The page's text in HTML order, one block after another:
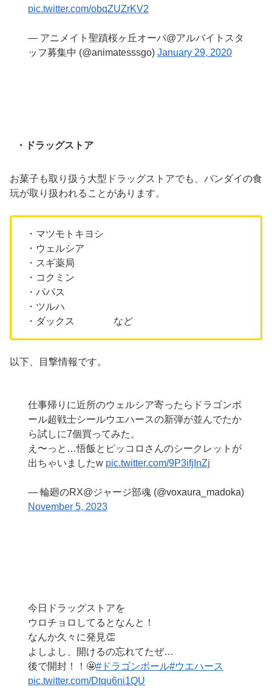
pic.twitter.com/obqZUZrKV2
— アニメイト聖蹟桜ヶ丘オーパ@アルバイトスタ
ッフ募集中 (@animatesssgo) January 29, 2020
・ドラッグストア
お菓子も取り扱う大型ドラッグストアでも、バンダイの食
玩が取り扱われることがあります。
・マツモトキヨシ
・ウェルシア
・スギ薬局
・コクミン
・パパス
・ツルハ
・ダックス など
以下、目撃情報です。
仕事帰りに近所のウェルシア寄ったらドラゴンボ
ール超戦士シールウエハースの新弾が並んでたか
ら試しに7個買ってみた。
え〜っと…悟飯とピッコロさんのシークレットが
出ちゃいましたw pic.twitter.com/9P3ifjInZj
— 輪廻のRX@ジャージ部魂 (@voxaura_madoka)
November 5, 2023
今日ドラッグストアを
ウロチョロしてるとなんと！
なんか久々に発見👏
よしよし、開けるの忘れてたぜ…
後で開封！！🤩#ドラゴンボール#ウエハース
pic.twitter.com/Dtqu6ni1QU